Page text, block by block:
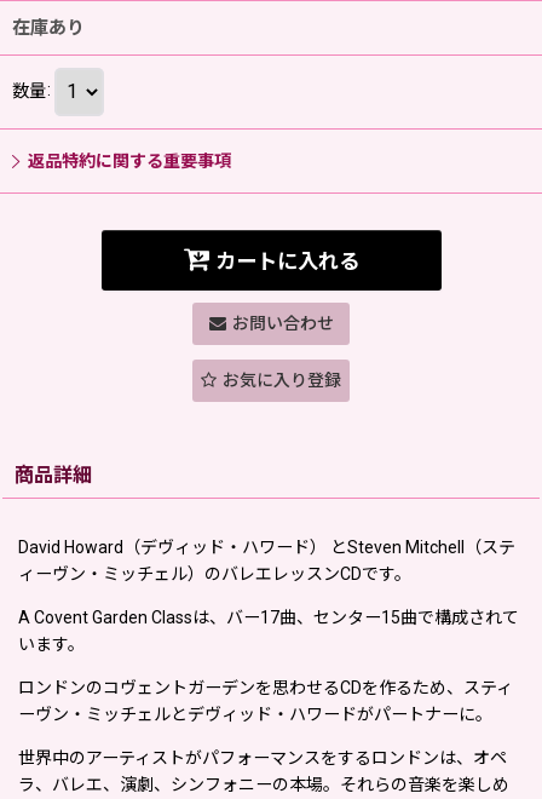
在庫あり
数量:
返品特約に関する重要事項
カートに入れる
お問い合わせ
お気に入り登録
商品詳細
David Howard（デヴィッド・ハワード） とSteven Mitchell（ステ
ィーヴン・ミッチェル）のバレエレッスンCDです。
A Covent Garden Classは、バー17曲、センター15曲で構成されて
います。
ロンドンのコヴェントガーデンを思わせるCDを作るため、スティ
ーヴン・ミッチェルとデヴィッド・ハワードがパートナーに。
世界中のアーティストがパフォーマンスをするロンドンは、オペ
ラ、バレエ、演劇、シンフォニーの本場。それらの音楽を楽しめ